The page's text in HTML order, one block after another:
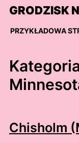
Skip
content
GRODZISK
PRZYKŁADOWA
Chisholm